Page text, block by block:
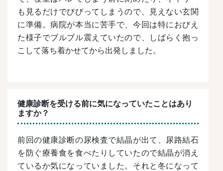
も見るだけでびびってしまうので、見えない玄関
に準備。病院が本当に苦手で、今回は特におびえ
た様子でブルブル震えていたので、しばらく抱っ
こして落ち着かせてから出発しました。
健康診断を受ける前に気になっていたことはあり
ますか？
前回の健康診断の尿検査で結晶が出て、尿路結石
を防ぐ療養食を食べたりしていたので結晶が消え
ているか気になっていました。それと冬になって